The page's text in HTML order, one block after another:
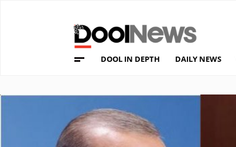
DOOL IN DEPTH DAILY NEWS